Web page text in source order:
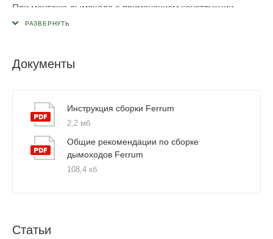
При монтаже дымохода с применением конструкции
Консоль + Монтажная площадка данные элементы
поддерживать большой вес конструкции (после поворотов
Документы
Инструкция сборки Ferrum
2,2 мб
Общие рекомендации по сборке
дымоходов Ferrum
108,4 кб
Статьи